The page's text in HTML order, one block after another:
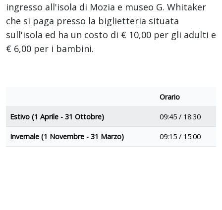
ingresso all'isola di Mozia e museo G. Whitaker
che si paga presso la biglietteria situata
sull'isola ed ha un costo di € 10,00 per gli adulti e
€ 6,00 per i bambini.
Orario
Estivo (1 Aprile - 31 Ottobre) 09:45 / 18:30
Invernale (1 Novembre - 31 Marzo) 09:15 / 15:00